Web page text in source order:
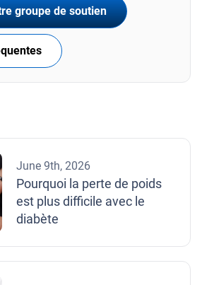
groupe de soutien
June 9th, 2026
Pourquoi la perte de poids
est plus difficile avec le
diabète